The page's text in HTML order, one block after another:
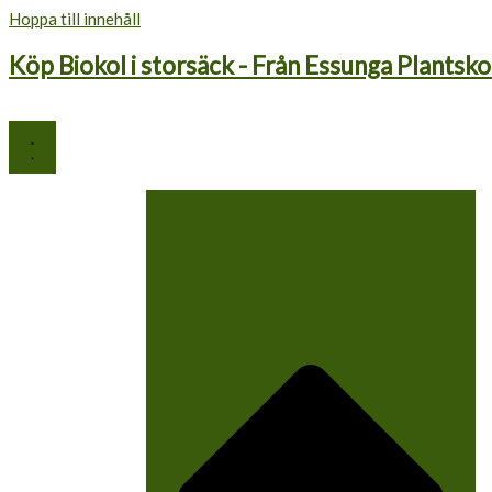
Hoppa till innehåll
Köp Biokol i storsäck - Från Essunga